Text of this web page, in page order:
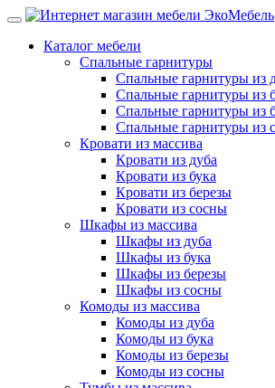
Каталог мебели
Спальные гарнитуры
Спальные гарнитуры из
Спальные гарнитуры из
Спальные гарнитуры из
Спальные гарнитуры из
Кровати из массива
Кровати из дуба
Кровати из бука
Кровати из березы
Кровати из сосны
Шкафы из массива
Шкафы из дуба
Шкафы из бука
Шкафы из березы
Шкафы из сосны
Комоды из массива
Комоды из дуба
Комоды из бука
Комоды из березы
Комоды из сосны